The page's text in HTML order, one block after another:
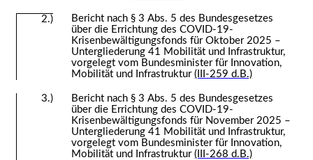
2.)
Bericht nach § 3 Abs. 5 des Bundesgesetzes
über die Errichtung des COVID-19-
Krisenbewältigungsfonds für Oktober 2025 –
Untergliederung 41 Mobilität und Infrastruktur,
vorgelegt vom Bundesminister für Innovation,
Mobilität und Infrastruktur(III-259 d.B.)
3.)
Bericht nach § 3 Abs. 5 des Bundesgesetzes
über die Errichtung des COVID-19-
Krisenbewältigungsfonds für November 2025 –
Untergliederung 41 Mobilität und Infrastruktur,
vorgelegt vom Bundesminister für Innovation,
Mobilität und Infrastruktur(III-268 d.B.)